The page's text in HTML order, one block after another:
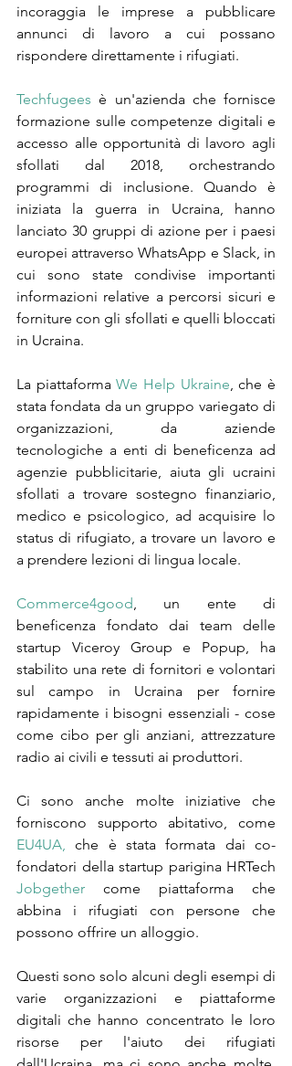
incoraggia le imprese a pubblicare
annunci di lavoro a cui possano
rispondere direttamente i rifugiati.
Techfugees è un'azienda che fornisce
formazione sulle competenze digitali e
accesso alle opportunità di lavoro agli
sfollati dal 2018, orchestrando
programmi di inclusione. Quando è
iniziata la guerra in Ucraina, hanno
lanciato 30 gruppi di azione per i paesi
europei attraverso WhatsApp e Slack, in
cui sono state condivise importanti
informazioni relative a percorsi sicuri e
forniture con gli sfollati e quelli bloccati
in Ucraina.
La piattaforma We Help Ukraine, che è
stata fondata da un gruppo variegato di
organizzazioni, da aziende
tecnologiche a enti di beneficenza ad
agenzie pubblicitarie, aiuta gli ucraini
sfollati a trovare sostegno finanziario,
medico e psicologico, ad acquisire lo
status di rifugiato, a trovare un lavoro e
a prendere lezioni di lingua locale.
Commerce4good, un ente di
beneficenza fondato dai team delle
startup Viceroy Group e Popup, ha
stabilito una rete di fornitori e volontari
sul campo in Ucraina per fornire
rapidamente i bisogni essenziali - cose
come cibo per gli anziani, attrezzature
radio ai civili e tessuti ai produttori.
Ci sono anche molte iniziative che
EU4UA, che è stata formata dai co-
Jobgether come piattaforma che
abbina i rifugiati con persone che
possono offrire un alloggio.
Questi sono solo alcuni degli esempi di
varie organizzazioni e piattaforme
digitali che hanno concentrato le loro
risorse per l'aiuto dei rifugiati